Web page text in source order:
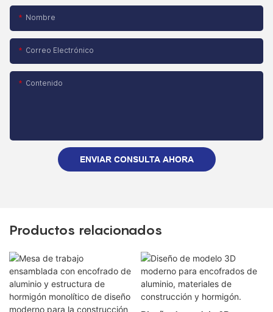
Nombre
Correo Electrónico
Contenido
ENVIAR CONSULTA AHORA
Productos relacionados